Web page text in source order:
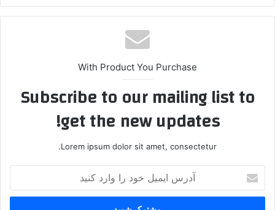
With Product You Purchase
Subscribe to our mailing list to
get the new updates!
Lorem ipsum dolor sit amet, consectetur.
ایمیل
خود